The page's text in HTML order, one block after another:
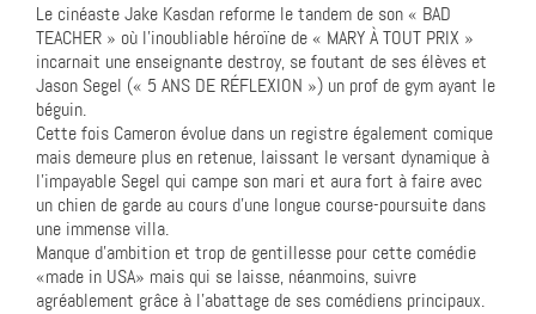
Le cinéaste Jake Kasdan reforme le tandem de son « BAD
TEACHER » où l’inoubliable héroïne de « MARY À TOUT PRIX »
incarnait une enseignante destroy, se foutant de ses élèves et
Jason Segel (« 5 ANS DE RÉFLEXION ») un prof de gym ayant le
béguin.
Cette fois Cameron évolue dans un registre également comique
mais demeure plus en retenue, laissant le versant dynamique à
l’impayable Segel qui campe son mari et aura fort à faire avec
un chien de garde au cours d’une longue course-poursuite dans
une immense villa.
Manque d’ambition et trop de gentillesse pour cette comédie
«made in USA» mais qui se laisse, néanmoins, suivre
agréablement grâce à l’abattage de ses comédiens principaux.